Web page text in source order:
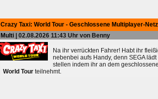
Crazy Taxi: World Tour - Geschlossene Multiplayer-
Multi | 02.08.2026 11:43 Uhr von Benny
Na ihr verrückten Fahrer! Habt ihr
nebenbei aufs Handy, denn SEGA
stellen indem ihr an dem
World Tour teilnehmt.